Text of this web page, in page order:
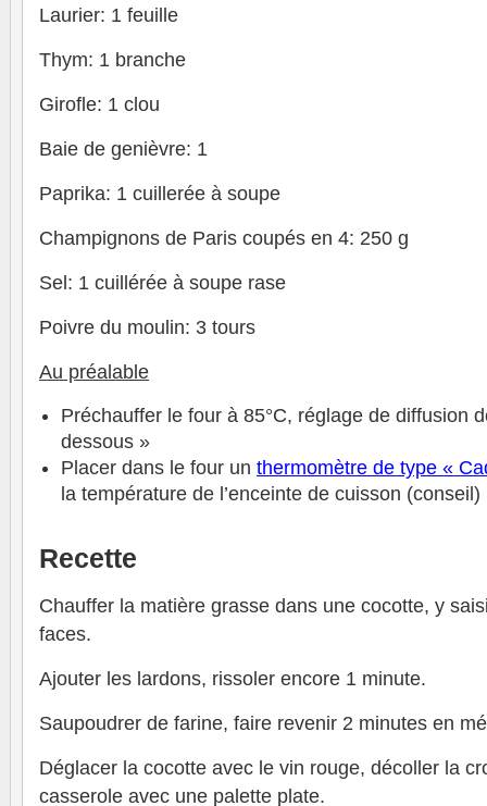
Laurier: 1 feuille
Thym: 1 branche
Girofle: 1 clou
Baie de genièvre: 1
Paprika: 1 cuillerée à soupe
Champignons de Paris coupés en 4: 250 g
Sel: 1 cuillérée à soupe rase
Poivre du moulin: 3 tours
Au préalable
Préchauffer le four à 85°C, réglage de diffusion
dessous »
Placer dans le four un thermomètre de type «
la température de l’enceinte de cuisson (conseil)
Recette
Chauffer la matière grasse dans une cocotte, y
faces.
Ajouter les lardons, rissoler encore 1 minute.
Saupoudrer de farine, faire revenir 2 minutes en
Déglacer la cocotte avec le vin rouge, décoller la
casserole avec une palette plate.